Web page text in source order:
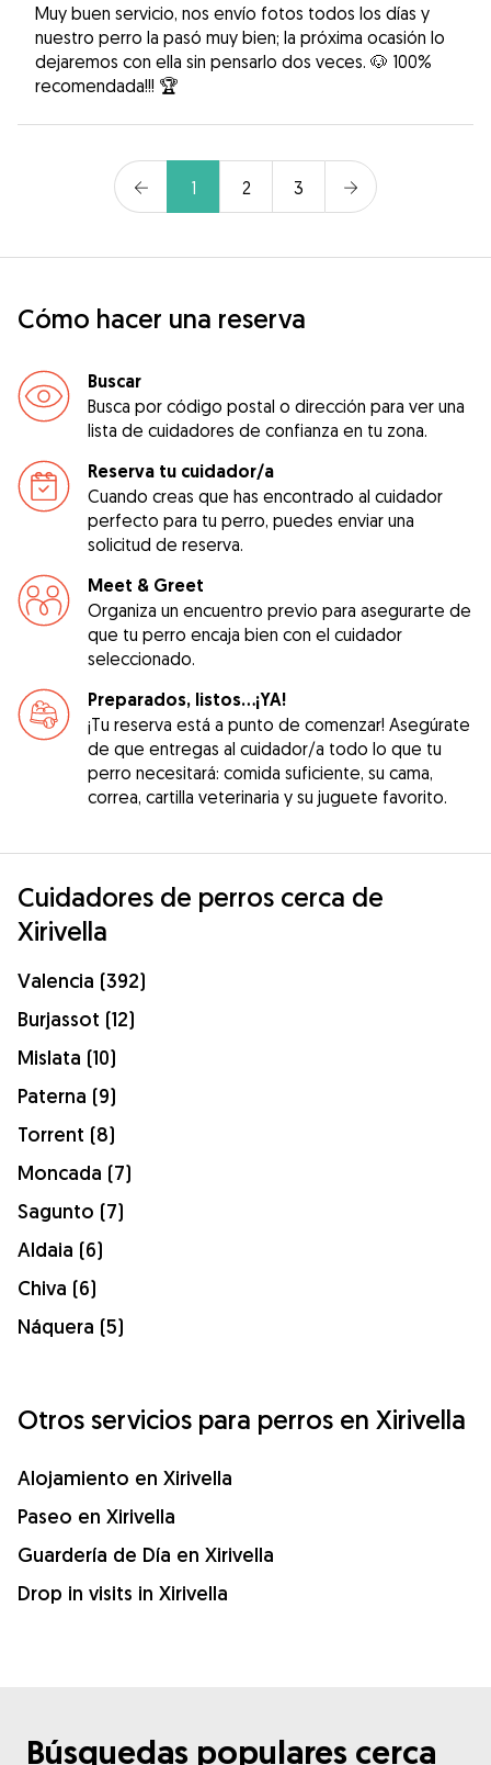
Muy buen servicio, nos envío fotos todos los días y
nuestro perro la pasó muy bien; la próxima ocasión lo
dejaremos con ella sin pensarlo dos veces. 🐶 100%
recomendada!!! 🏆
1 2 3
Cómo hacer una reserva
Buscar
Busca por código postal o dirección para ver una
lista de cuidadores de confianza en tu zona.
Reserva tu cuidador/a
Cuando creas que has encontrado al cuidador
perfecto para tu perro, puedes enviar una
solicitud de reserva.
Meet & Greet
Organiza un encuentro previo para asegurarte de
que tu perro encaja bien con el cuidador
seleccionado.
Preparados, listos...¡YA!
¡Tu reserva está a punto de comenzar! Asegúrate
de que entregas al cuidador/a todo lo que tu
perro necesitará: comida suficiente, su cama,
correa, cartilla veterinaria y su juguete favorito.
Cuidadores de perros cerca de
Xirivella
Valencia (392)
Burjassot (12)
Mislata (10)
Paterna (9)
Torrent (8)
Moncada (7)
Sagunto (7)
Aldaia (6)
Chiva (6)
Náquera (5)
Otros servicios para perros en Xirivella
Alojamiento en Xirivella
Paseo en Xirivella
Guardería de Día en Xirivella
Drop in visits in Xirivella
Búsquedas populares cerca